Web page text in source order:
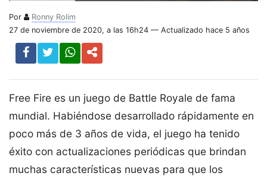
Por
Ronny Rolim
27 de noviembre de 2020, a las 16h24 — Actualizado hace 5 años
Free Fire es un juego de Battle Royale de fama
mundial. Habiéndose desarrollado rápidamente en
poco más de 3 años de vida, el juego ha tenido
éxito con actualizaciones periódicas que brindan
muchas características nuevas para que los